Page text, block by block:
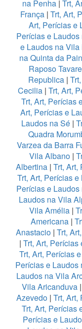
na Penha | Trt,
França | Trt, Art,
Art, Perícias e
Perícias e
e Laudos na Vila
na Quinta da
Raposo
Republica|
Cecilia | Trt, Art,
Trt, Art, Perícias
Art, Perícias e
Laudos na Sé |
Quadra
Varzea da Barra
Vila Albano|
Albertina | Trt, Art,
Trt, Art, Perícias
Perícias e
Laudos na Vila
Vila Amélia |
Americana|
Anastacio | Trt,
| Trt, Art,
Trt, Art, Perícias
Perícias e Laudos
Laudos na Vila
Vila Aricanduva|
Azevedo| Trt, Art,
Trt, Art, Perícias
Perícias e